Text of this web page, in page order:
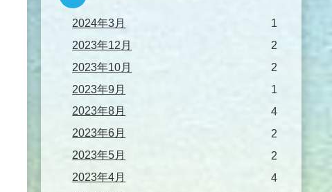
2024年3月
1
2023年12月
2
2023年10月
2
2023年9月
1
2023年8月
4
2023年6月
2
2023年5月
2
2023年4月
4